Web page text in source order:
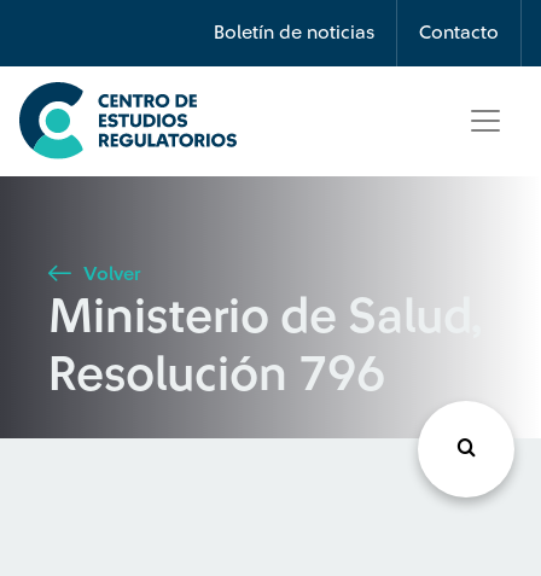
Boletín de noticias Contacto
Búsqueda
Seleccione país
Buscar
Volver
Ministerio de Salud,
Resolución 796